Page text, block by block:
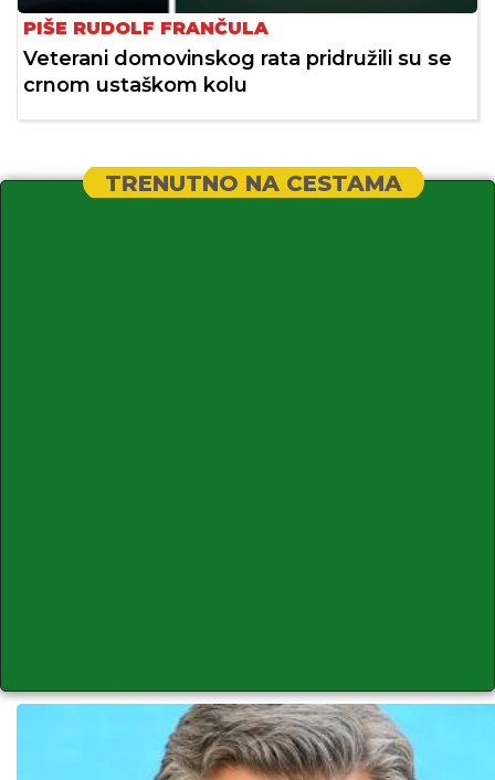
PIŠE RUDOLF FRANČULA
Veterani domovinskog rata pridružili su se
crnom ustaškom kolu
TRENUTNO NA CESTAMA